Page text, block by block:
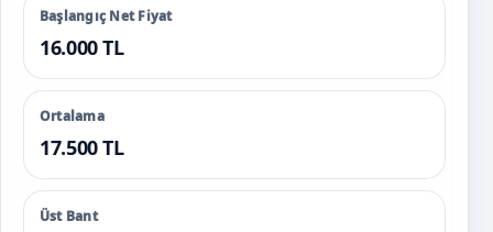
Başlangıç Net Fiyat
16.000 TL
Ortalama
17.500 TL
Üst Bant